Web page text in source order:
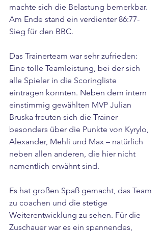
machte sich die Belastung bemerkbar.
Am Ende stand ein verdienter 86:77-
Sieg für den BBC.
Das Trainerteam war sehr zufrieden:
Eine tolle Teamleistung, bei der sich
alle Spieler in die Scoringliste
eintragen konnten. Neben dem intern
einstimmig gewählten MVP Julian
Bruska freuten sich die Trainer
besonders über die Punkte von Kyrylo,
Alexander, Mehli und Max – natürlich
neben allen anderen, die hier nicht
namentlich erwähnt sind.
Es hat großen Spaß gemacht, das Team
zu coachen und die stetige
Weiterentwicklung zu sehen. Für die
Zuschauer war es ein spannendes,